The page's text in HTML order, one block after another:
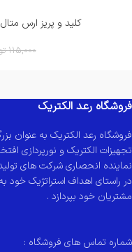
کلید و پریز ارس
115,000
فروشگاه رعد الکتریک
فروشگاه رعد الکتریک به عنوان
تجهیزات الکتریک و نورپردازی
نماینده انحصاری شرکت های
در راستای اهداف استراتژیک خود
مشتریان خود بپردازد .
شماره تماس های فروشگاه :